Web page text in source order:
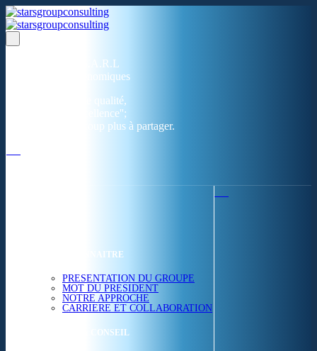
Un réseau de 05 S.A.R.L
dans 03 zones économiques
''Des prestations de qualité,
la garantie de l'excellence'';
Nous avons beaucoup plus à partager.
NOUS CONNAITRE
PRESENTATION DU GROUPE
MOT DU PRESIDENT
NOTRE APPROCHE
CARRIERE ET COLLABORATION
ETUDES & CONSEIL